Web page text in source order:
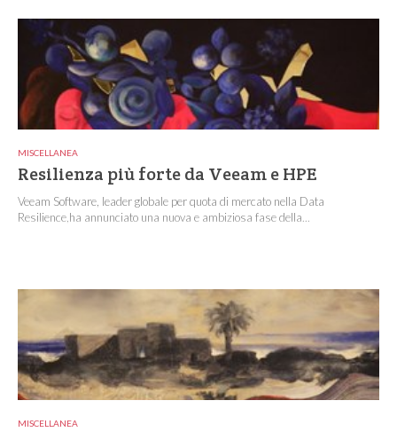
MISCELLANEA
Resilienza più forte da Veeam e HPE
Veeam Software, leader globale per quota di mercato nella Data
Resilience,ha annunciato una nuova e ambiziosa fase della...
MISCELLANEA